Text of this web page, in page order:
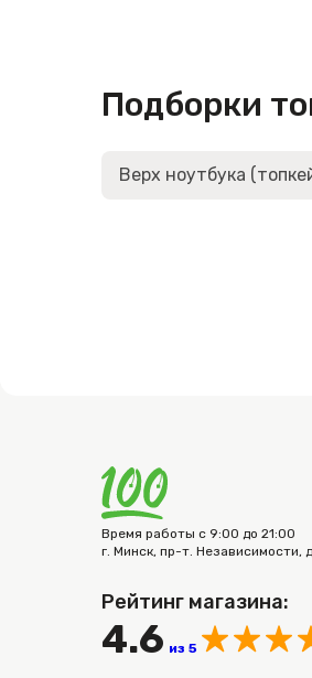
Подборки
Верх ноутбука
Время работы с 9:00 до 21:00
г. Минск, пр-т. Независимости,
Рейтинг магазина:
4.6 из 5